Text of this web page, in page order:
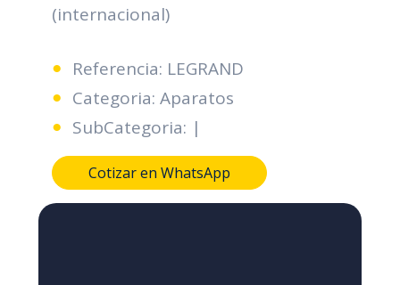
(internacional)
Referencia: LEGRAND
Categoria: Aparatos
SubCategoria: |
Cotizar en WhatsApp